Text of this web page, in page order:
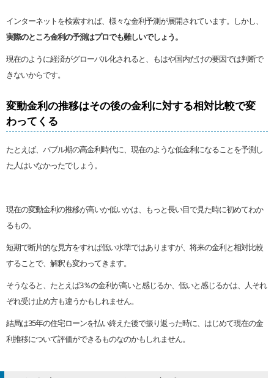
インターネットを検索すれば、様々な金利予測が展開されています。しかし、
実際のところ金利の予測はプロでも難しいでしょう。
現在のように経済がグローバル化されると、もはや国内だけの要因では判断で
きないからです。
変動金利の推移はその後の金利に対する相対比較で変
わってくる
たとえば、バブル期の高金利時代に、現在のような低金利になることを予測し
た人はいなかったでしょう。
現在の変動金利の推移が高いか低いかは、もっと長い目で見た時に初めてわか
るもの。
短期で断片的な見方をすれば低い水準ではありますが、将来の金利と相対比較
することで、解釈も変わってきます。
そうなると、たとえば3％の金利が高いと感じるか、低いと感じるかは、人それ
ぞれ受け止め方も違うかもしれません。
結局は35年の住宅ローンを払い終えた後で振り返った時に、はじめて現在の金
利推移について評価ができるものなのかもしれません。